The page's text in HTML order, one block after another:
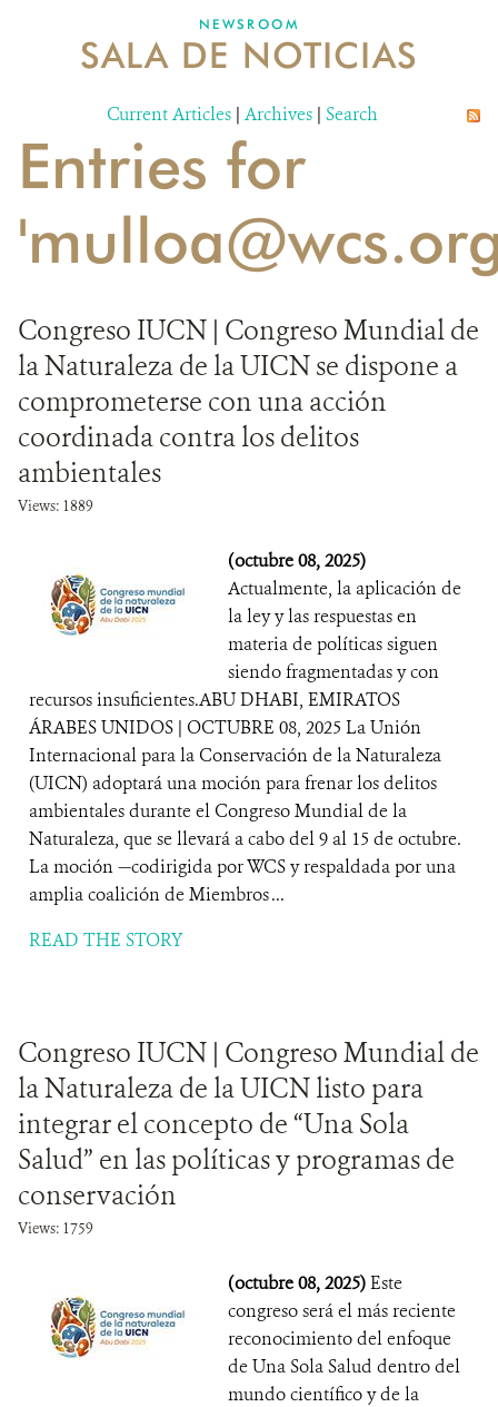
MECANISMO DE ATENCIÓN DE QUEJAS Y RECLAMOS
DONA
NEWSROOM
SALA DE NOTICIAS
Current Articles | Archives | Search
Entries for
Congreso IUCN | Congreso Mundial de
la Naturaleza de la UICN se dispone a
comprometerse con una acción
coordinada contra los delitos
ambientales
Views: 1889
(octubre 08, 2025)
Actualmente, la aplicación de
la ley y las respuestas en
materia de políticas siguen
siendo fragmentadas y con
recursos insuficientes.ABU DHABI, EMIRATOS
ÁRABES UNIDOS | OCTUBRE 08, 2025 La Unión
Internacional para la Conservación de la Naturaleza
(UICN) adoptará una moción para frenar los delitos
ambientales durante el Congreso Mundial de la
Naturaleza, que se llevará a cabo del 9 al 15 de octubre.
La moción —codirigida por WCS y respaldada por una
amplia coalición de Miembros ...
READ THE STORY
Congreso IUCN | Congreso Mundial de
la Naturaleza de la UICN listo para
integrar el concepto de “Una Sola
Salud” en las políticas y programas de
conservación
Views: 1759
(octubre 08, 2025)Este
congreso será el más reciente
reconocimiento del enfoque
de Una Sola Salud dentro del
mundo científico y de la